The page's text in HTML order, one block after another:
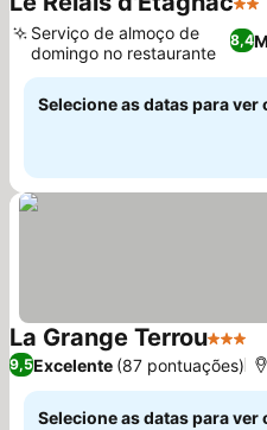
2
8,4
Serviço de almoço de
domingo no restaurante
Selecione as datas para ver
La Grange Terrou3
9,5Excelente (87 pontuações)
Selecione as datas para ver